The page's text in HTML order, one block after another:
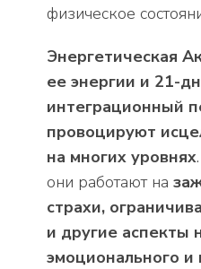
физическое
Энергетическая
ее энергии и 21-
интеграционный
провоцируют
на многих уровнях
они работают на
страхи,
и другие аспекты
эмоционального и